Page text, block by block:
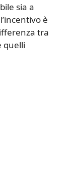
sia a
è
tra
quelli